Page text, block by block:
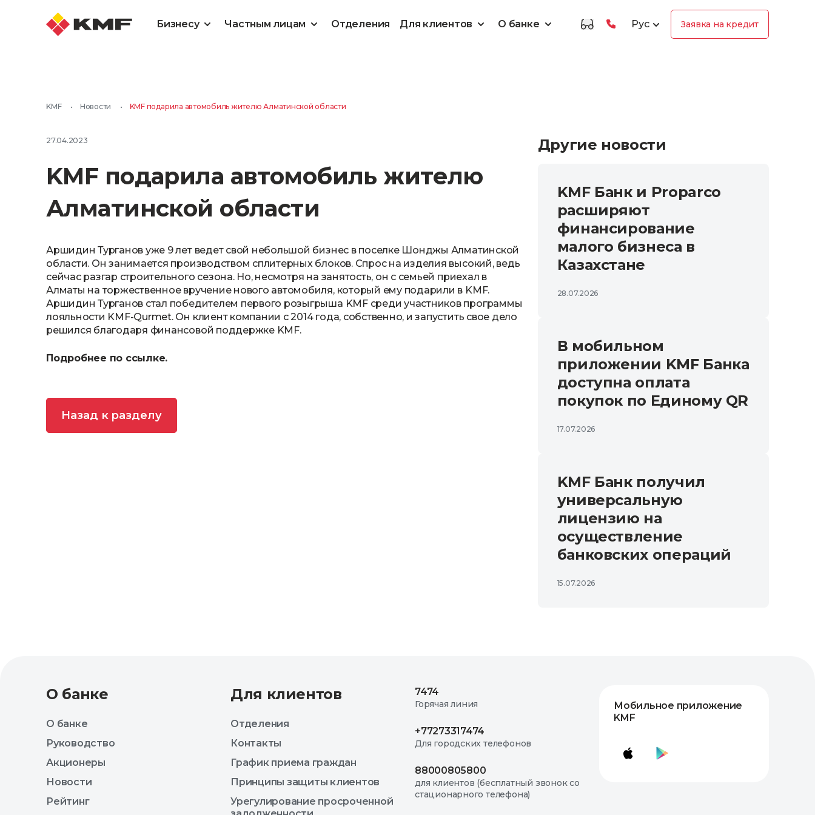
Бизнесу Частным лицам Отделения Для клиентов О банке Рус Заявка на кредит
KMF • Новости • KMF подарила автомобиль жителю Алматинcкой области
27.04.2023
KMF подарила автомобиль жителю
Алматинcкой области
Аршидин Турганов уже 9 лет ведет свой небольшой бизнес в поселке Шонджы Алматинской
области. Он занимается производством сплитерных блоков. Спрос на изделия высокий, ведь
сейчас разгар строительного сезона. Но, несмотря на занятость, он с семьей приехал в
Алматы на торжественное вручение нового автомобиля, который ему подарили в KMF.
Аршидин Турганов стал победителем первого розыгрыша KMF среди участников программы
лояльности KMF-Qurmet. Он клиент компании с 2014 года, собственно, и запустить свое дело
решился благодаря финансовой поддержке KMF.
Подробнее по ссылке.
Назад к разделу
Другие новости
KMF Банк и Proparco
расширяют
финансирование
малого бизнеса в
Казахстане
28.07.2026
В мобильном
приложении KMF Банка
доступна оплата
покупок по Единому QR
17.07.2026
KMF Банк получил
универсальную
лицензию на
осуществление
банковских операций
15.07.2026
О банке
О банке
Руководство
Акционеры
Новости
Рейтинг
Для клиентов
Отделения
Контакты
График приема граждан
Принципы защиты клиентов
Урегулирование просроченной
7474
Горячая линия
+77273317474
Для городских телефонов
88000805800
для клиентов (бесплатный звонок со
стационарного телефона)
Мобильное приложение
KMF